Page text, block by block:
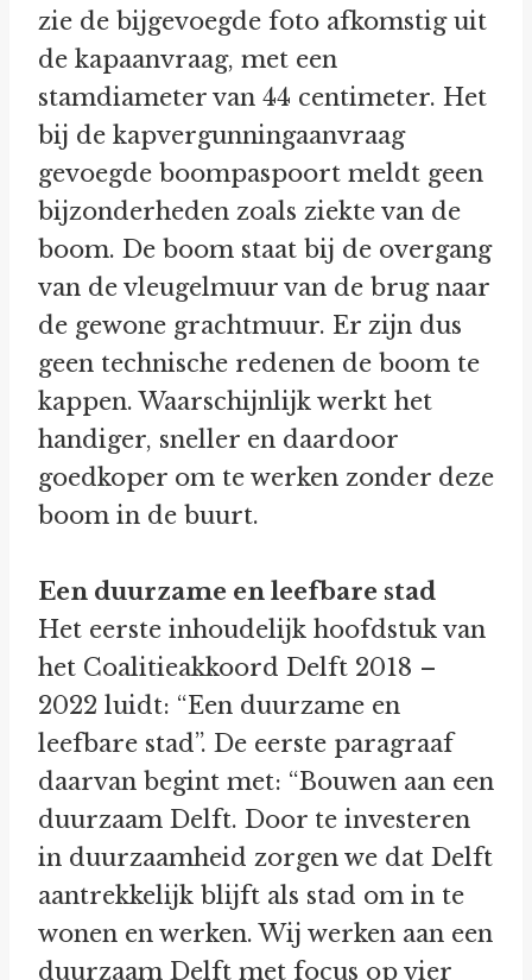
zie de bijgevoegde foto afkomstig uit
de kapaanvraag, met een
stamdiameter van 44 centimeter. Het
bij de kapvergunningaanvraag
gevoegde boompaspoort meldt geen
bijzonderheden zoals ziekte van de
boom. De boom staat bij de overgang
van de vleugelmuur van de brug naar
de gewone grachtmuur. Er zijn dus
geen technische redenen de boom te
kappen. Waarschijnlijk werkt het
handiger, sneller en daardoor
goedkoper om te werken zonder deze
boom in de buurt.
Een duurzame en leefbare stad
Het eerste inhoudelijk hoofdstuk van
het Coalitieakkoord Delft 2018 –
2022 luidt: “Een duurzame en
leefbare stad”. De eerste paragraaf
daarvan begint met: “Bouwen aan een
duurzaam Delft. Door te investeren
in duurzaamheid zorgen we dat Delft
aantrekkelijk blijft als stad om in te
wonen en werken. Wij werken aan een
duurzaam Delft met focus op vier